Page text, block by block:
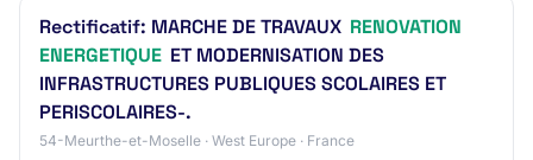
Rectificatif: MARCHE DE TRAVAUX RENOVATION
ENERGETIQUE ET MODERNISATION DES
INFRASTRUCTURES PUBLIQUES SCOLAIRES ET
PERISCOLAIRES-.
54-Meurthe-et-Moselle · West Europe · France